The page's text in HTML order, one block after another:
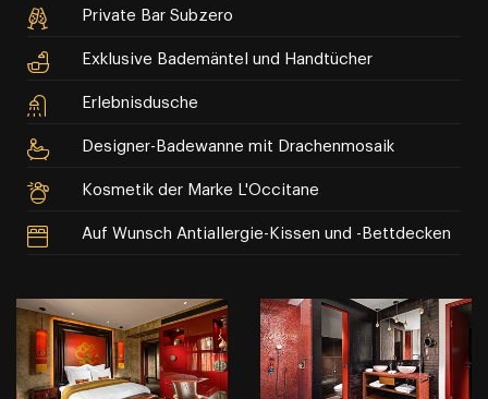
Private Bar Subzero
Exklusive Bademäntel und Handtücher
Erlebnisdusche
Designer-Badewanne mit Drachenmosaik
Kosmetik der Marke L'Occitane
Auf Wunsch Antiallergie-Kissen und -Bettdecken